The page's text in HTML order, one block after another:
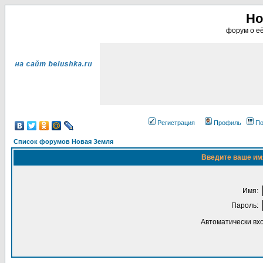
форум о
Регистрация Профиль
Список форумов Новая Земля
Введите ваше
Имя:
Пароль:
Автоматически